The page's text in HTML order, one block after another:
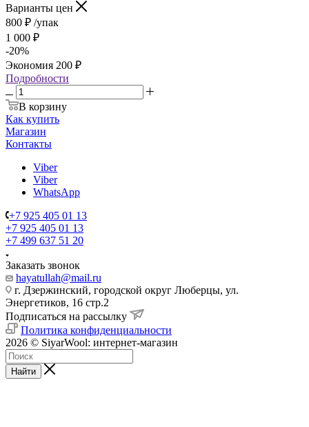
Варианты цен
800 ₽ /упак
1 000 ₽
-20%
Экономия 200 ₽
Подробности
В корзину
Как купить
Магазин
Контакты
Viber
Viber
WhatsApp
+7 925 405 01 13
+7 925 405 01 13
+7 499 637 51 20
Заказать звонок
hayatullah@mail.ru
г. Дзержинский, городской округ Люберцы, ул.
Энергетиков, 16 стр.2
Подписаться на рассылку
Политика конфиденциальности
2026 © SiyarWool: интернет-магазин
Найти